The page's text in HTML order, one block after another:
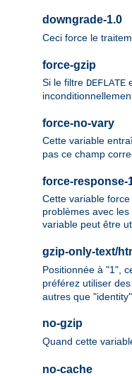
downgrade-1.0
Ceci force le
force-gzip
Si le filtre DEFLATE
force-no-vary
Cette variable
pas ce champ
force-response-
Cette variable
problèmes avec
variable peut être
gzip-only-text/
Positionnée à "1",
préférez utiliser
autres que
no-gzip
Quand cette
no-cache